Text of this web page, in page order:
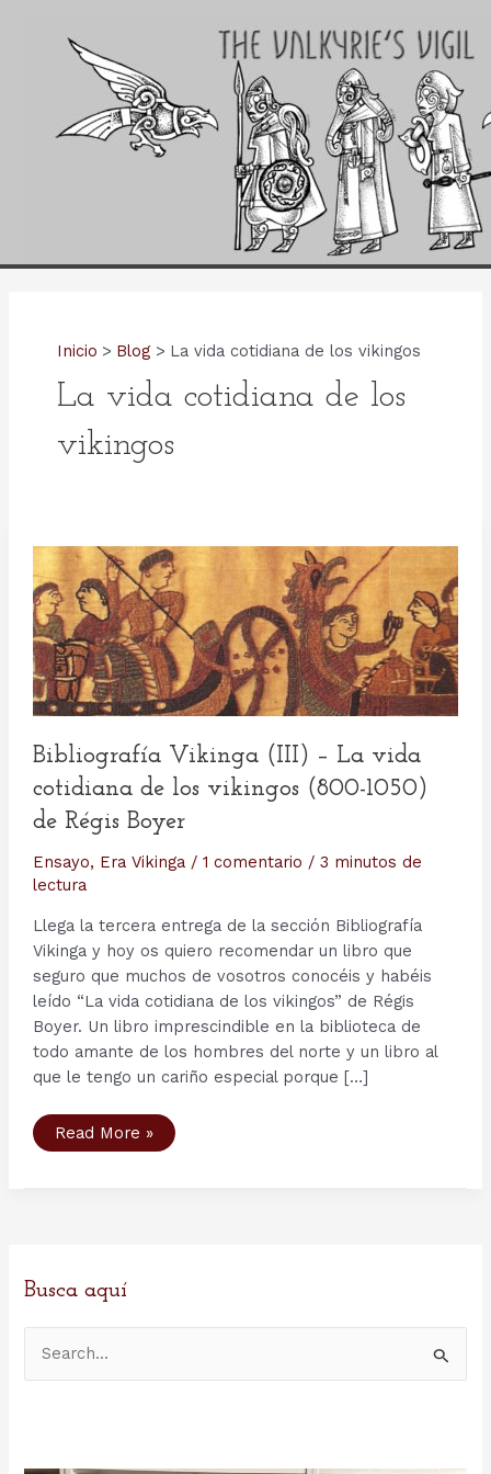
Inicio Blog La vida cotidiana de los vikingos
La vida cotidiana de los
vikingos
Bibliografía Vikinga (III) – La vida
cotidiana de los vikingos (800-1050)
de Régis Boyer
Ensayo, Era Vikinga/ 1 comentario / 3 minutos de
lectura
Llega la tercera entrega de la sección Bibliografía
Vikinga y hoy os quiero recomendar un libro que
seguro que muchos de vosotros conocéis y habéis
leído “La vida cotidiana de los vikingos” de Régis
Boyer. Un libro imprescindible en la biblioteca de
todo amante de los hombres del norte y un libro al
que le tengo un cariño especial porque […]
Bibliografía
Vikinga
(800-
1050)
Régis
Boyer
Read More »
Busca aquí